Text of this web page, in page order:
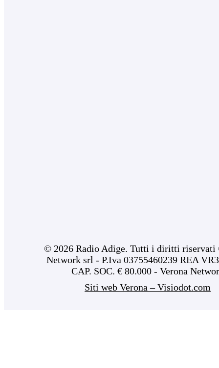
© 2026 Radio Adige. Tutti i diritti riservati
Network srl - P.Iva 03755460239 REA
CAP. SOC. € 80.000 - Verona
Siti web Verona – Visiodot.com